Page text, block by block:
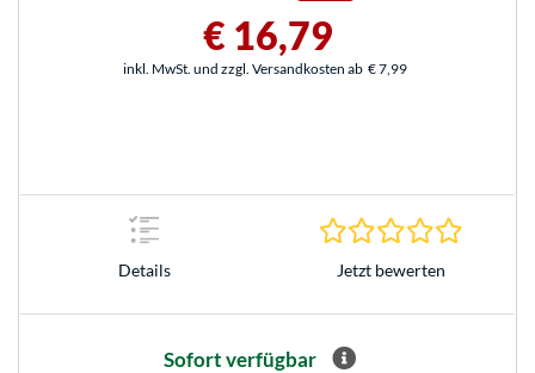
€ 16,79
inkl. MwSt. und zzgl. Versandkosten ab € 7,99
Details Jetzt bewerten
Sofort verfügbar